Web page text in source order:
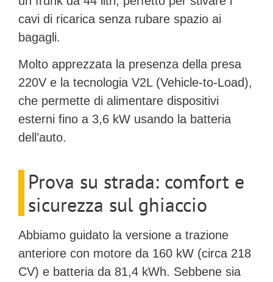
cavi di ricarica senza rubare spazio ai
bagagli.
Molto apprezzata la presenza della presa
220V e la tecnologia V2L (Vehicle-to-Load),
che permette di alimentare dispositivi
esterni fino a 3,6 kW usando la batteria
dell’auto.
Prova su strada: comfort e
sicurezza sul ghiaccio
Abbiamo guidato la versione a trazione
anteriore con motore da 160 kW (circa 218
CV) e batteria da 81,4 kWh. Sebbene sia